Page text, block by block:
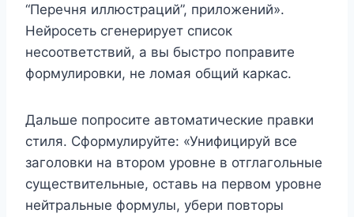
“Перечня иллюстраций”, приложений».
Нейросеть сгенерирует список
несоответствий, а вы быстро поправите
формулировки, не ломая общий каркас.
Дальше попросите автоматические правки
стиля. Сформулируйте: «Унифицируй все
заголовки на втором уровне в отглагольные
существительные, оставь на первом уровне
нейтральные формулы, убери повторы